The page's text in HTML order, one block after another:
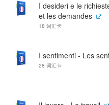
I desideri e le
et les demandes
18 词汇卡
I sentimenti - Les
28 词汇卡